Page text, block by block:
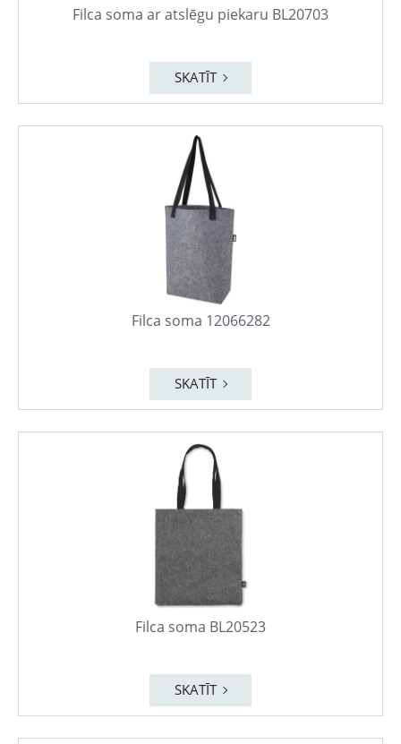
Filca soma ar atslēgu piekaru BL20703
SKATĪT
Filca soma 12066282
SKATĪT
Filca soma BL20523
SKATĪT